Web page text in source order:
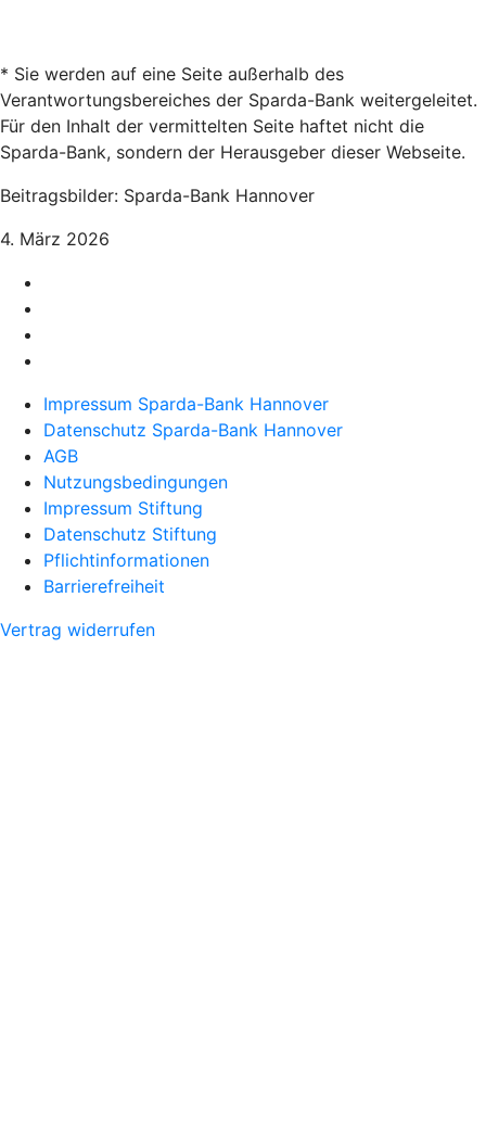
* Sie werden auf eine Seite außerhalb des
Verantwortungsbereiches der Sparda-Bank weitergeleitet.
Für den Inhalt der vermittelten Seite haftet nicht die
Sparda-Bank, sondern der Herausgeber dieser Webseite.
Beitragsbilder: Sparda-Bank Hannover
4. März 2026
Impressum Sparda-Bank Hannover
Datenschutz Sparda-Bank Hannover
AGB
Nutzungsbedingungen
Impressum Stiftung
Datenschutz Stiftung
Pflichtinformationen
Barrierefreiheit
Vertrag widerrufen